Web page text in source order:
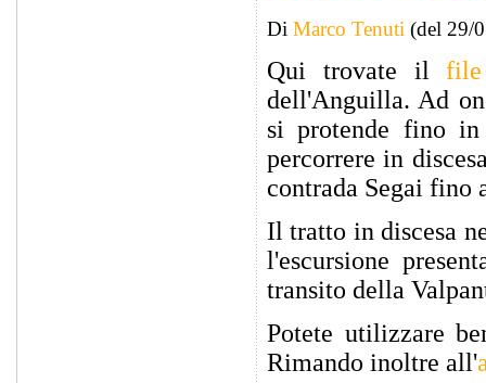
Di Marco Tenuti (del 29/
Qui trovate il
dell'Anguilla. Ad
si protende fino
percorrere in
contrada Segai fino
Il tratto in discesa
l'escursione
transito della
Potete utilizzare
Rimando inoltre all'